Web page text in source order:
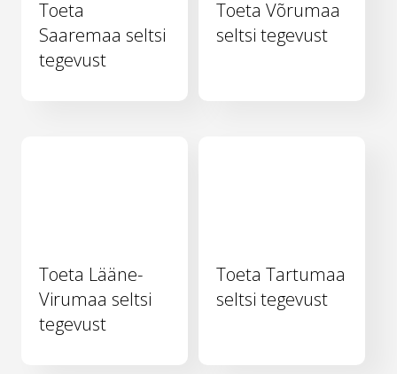
Toeta
Saaremaa seltsi
tegevust
Toeta Võrumaa
seltsi tegevust
Toeta Lääne-
Virumaa seltsi
tegevust
Toeta Tartumaa
seltsi tegevust